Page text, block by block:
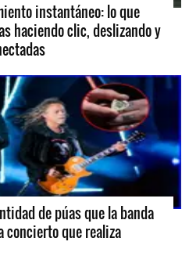
instantáneo: lo que
haciendo clic, deslizando y
de púas que la banda
concierto que realiza